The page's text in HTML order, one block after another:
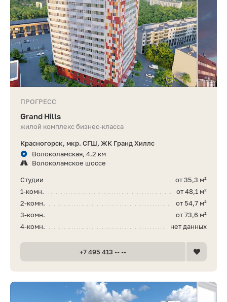
ПРОГРЕСС
Grand Hills
жилой комплекс бизнес-класса
Красногорск, мкр. СГШ, ЖК Гранд Хиллс
Волоколамская, 4.2 км
Волоколамское шоссе
от 35,3 м²
Студии
от 48,1 м²
1-комн.
от 54,7 м²
2-комн.
от 73,6 м²
3-комн.
нет данных
4-комн.
+7 495 413 •• ••